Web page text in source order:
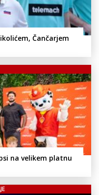
Čančarjem
na velikem platnu